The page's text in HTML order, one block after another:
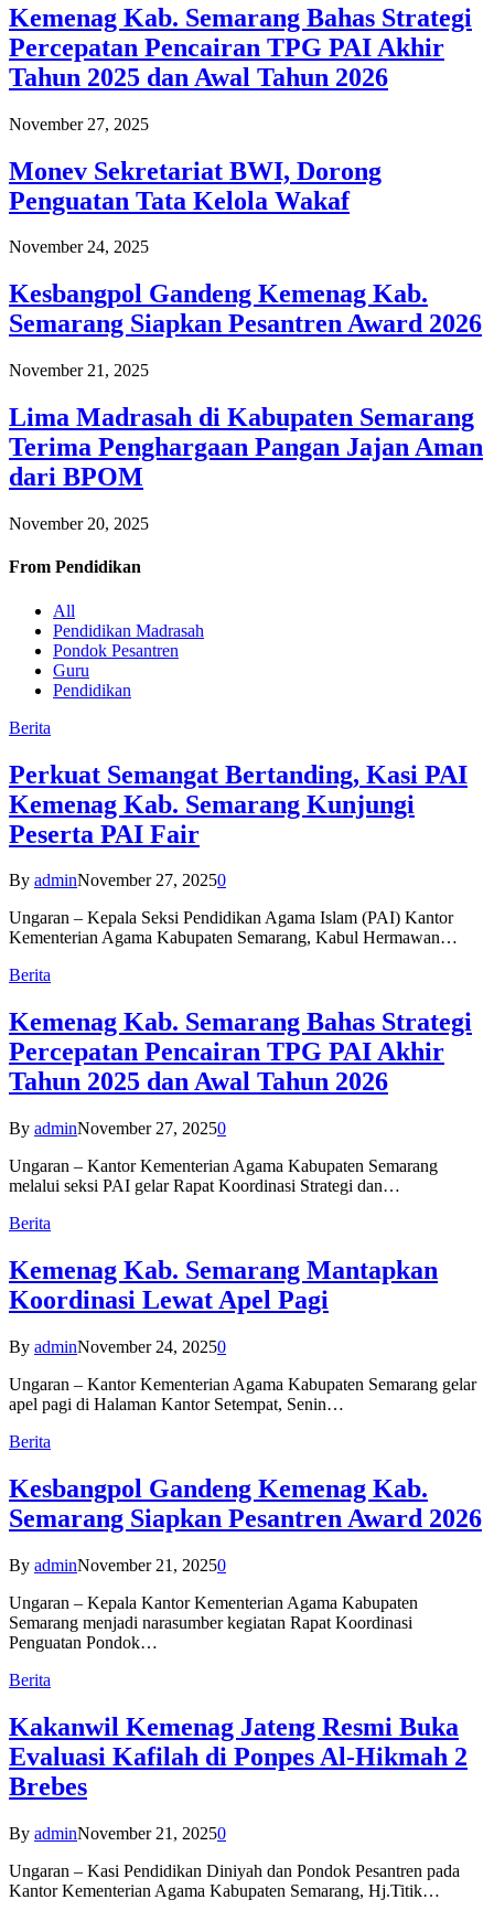
Kemenag Kab. Semarang Bahas Strategi
Percepatan Pencairan TPG PAI Akhir
Tahun 2025 dan Awal Tahun 2026
November 27, 2025
Monev Sekretariat BWI, Dorong
Penguatan Tata Kelola Wakaf
November 24, 2025
Kesbangpol Gandeng Kemenag Kab.
Semarang Siapkan Pesantren Award 2026
November 21, 2025
Lima Madrasah di Kabupaten Semarang
Terima Penghargaan Pangan Jajan Aman
dari BPOM
November 20, 2025
From Pendidikan
All
Pendidikan Madrasah
Pondok Pesantren
Guru
Pendidikan
Berita
Perkuat Semangat Bertanding, Kasi PAI
Kemenag Kab. Semarang Kunjungi
Peserta PAI Fair
By adminNovember 27, 20250
Ungaran – Kepala Seksi Pendidikan Agama Islam (PAI) Kantor
Kementerian Agama Kabupaten Semarang, Kabul Hermawan…
Berita
Kemenag Kab. Semarang Bahas Strategi
Percepatan Pencairan TPG PAI Akhir
Tahun 2025 dan Awal Tahun 2026
By adminNovember 27, 20250
Ungaran – Kantor Kementerian Agama Kabupaten Semarang
melalui seksi PAI gelar Rapat Koordinasi Strategi dan…
Berita
Kemenag Kab. Semarang Mantapkan
Koordinasi Lewat Apel Pagi
By adminNovember 24, 20250
Ungaran – Kantor Kementerian Agama Kabupaten Semarang gelar
apel pagi di Halaman Kantor Setempat, Senin…
Berita
Kesbangpol Gandeng Kemenag Kab.
Semarang Siapkan Pesantren Award 2026
By adminNovember 21, 20250
Ungaran – Kepala Kantor Kementerian Agama Kabupaten
Semarang menjadi narasumber kegiatan Rapat Koordinasi
Penguatan Pondok…
Berita
Kakanwil Kemenag Jateng Resmi Buka
Evaluasi Kafilah di Ponpes Al-Hikmah 2
Brebes
By adminNovember 21, 20250
Ungaran – Kasi Pendidikan Diniyah dan Pondok Pesantren pada
Kantor Kementerian Agama Kabupaten Semarang, Hj.Titik…